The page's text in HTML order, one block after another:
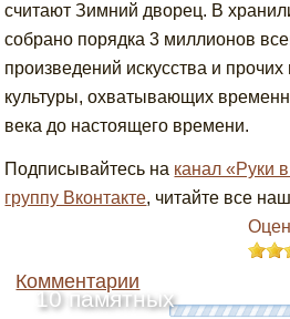
считают Зимний дворец. В
собрано порядка 3 миллионов
произведений искусства и
культуры, охватывающих
века до настоящего времени.
Подписывайтесь на канал «Руки
группу Вконтакте, читайте все
Комментарии
10 памятных